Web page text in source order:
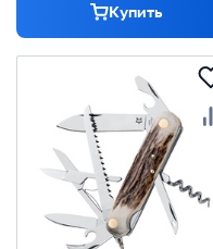
Купить